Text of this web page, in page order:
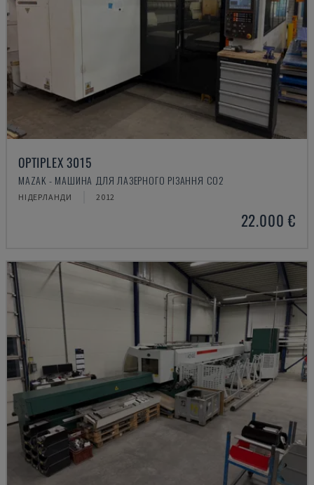
OPTIPLEX 3015
MAZAK - МАШИНА ДЛЯ ЛАЗЕРНОГО РІЗАННЯ CO2
НІДЕРЛАНДИ 2012
22.000 €